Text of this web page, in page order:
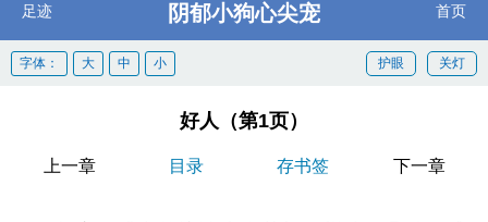
足迹 阴郁小狗心尖宠 首页
关灯
护眼
字体： 大 中 小
好人（第1页）
上一章 目录 存书签 下一章